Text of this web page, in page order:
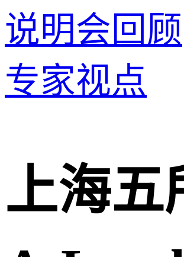
说明会回顾
专家视点
上海五